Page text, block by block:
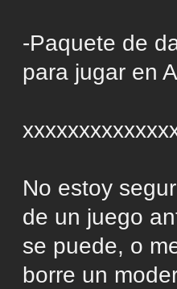
-Paquete de
para jugar en
No estoy
de un juego
se puede, o
borre un